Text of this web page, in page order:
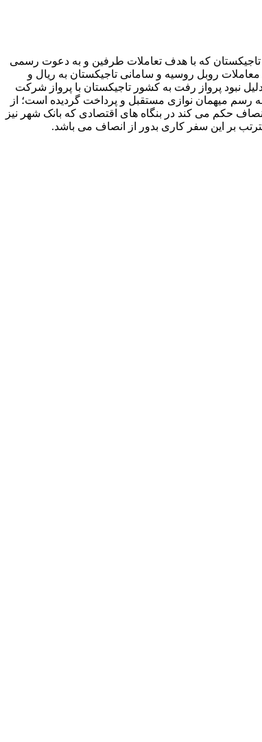
تاجیکستان که با هدف تعاملات طرفین و به دعوت رسمی
روبل روسیه و سامانی تاجیکستان به ریال و
نبود پرواز رفت به کشور تاجیکستان با پرواز شرکت
سوی بانک کشور میزبان به رسم میهمان نوازی مستقبل و پرداخت گردیده است؛ از
حکم می کند در بنگاه های اقتصادی که بانک شهر نیز
بر این سفر کاری بدور از انصاف می باشد.